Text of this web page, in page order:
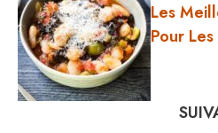
Les
Pour